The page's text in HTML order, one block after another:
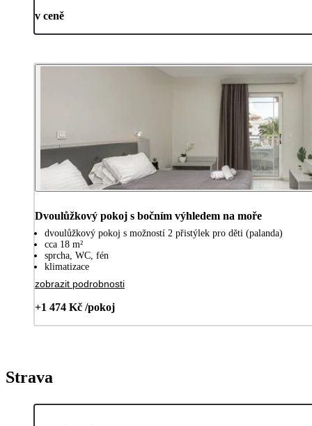
v ceně
Dvoulůžkový pokoj s bočním výhledem na moře
dvoulůžkový pokoj s možností 2 přistýlek pro děti (palanda)
cca 18 m²
sprcha, WC, fén
klimatizace
zobrazit podrobnosti
+1 474 Kč /pokoj
Strava